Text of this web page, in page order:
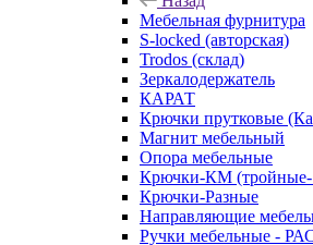
Мебельная фурнитура
S-locked (авторская)
Trodos (склад)
Зеркалодержатель
КАРАТ
Крючки прутковые
Магнит мебельный
Опора мебельные
Крючки-КМ (тройные-
Крючки-Разные
Направляющие
Ручки мебельные -